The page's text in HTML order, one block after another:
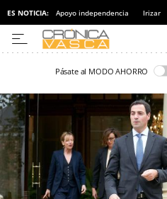
ES NOTICIA: Apoyo independencia Irizar
Pásate al MODO AHORRO